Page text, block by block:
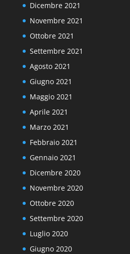
Dicembre 2021
Novembre 2021
Ottobre 2021
Settembre 2021
Agosto 2021
Giugno 2021
Maggio 2021
Aprile 2021
Marzo 2021
Febbraio 2021
Gennaio 2021
Dicembre 2020
Novembre 2020
Ottobre 2020
Settembre 2020
Luglio 2020
Giugno 2020